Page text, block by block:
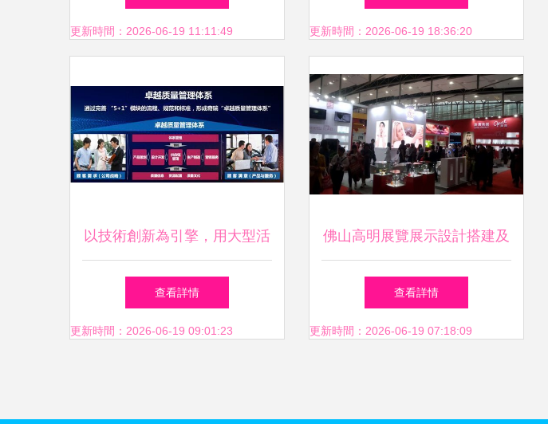
會成功舉辦
更新時間：2026-06-19 11:11:49 亮“星星的孩子”
更新時間：2026-06-19 18:36:20
以技術創新為引擎，用大型活
動為橋梁 奇瑞加速構筑全球
品牌影響力
查看詳情
更新時間：2026-06-19 09:01:23
佛山高明展覽展示設計搭建及
大型活動策劃服務指南
查看詳情
更新時間：2026-06-19 07:18:09